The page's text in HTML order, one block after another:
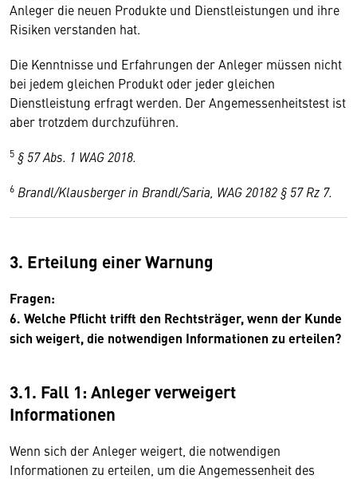
Anleger die neuen Produkte und Dienstleistungen und ihre
Risiken verstanden hat.
Die Kenntnisse und Erfahrungen der Anleger müssen nicht
bei jedem gleichen Produkt oder jeder gleichen
Dienstleistung erfragt werden. Der Angemessenheitstest ist
aber trotzdem durchzuführen.
5 § 57 Abs. 1 WAG 2018.
6 Brandl/Klausberger in Brandl/Saria, WAG 20182 § 57 Rz 7.
3. Erteilung einer Warnung
Fragen:
6. Welche Pflicht trifft den Rechtsträger, wenn der Kunde
sich weigert, die notwendigen Informationen zu erteilen?
3.1. Fall 1: Anleger verweigert
Informationen
Wenn sich der Anleger weigert, die notwendigen
Informationen zu erteilen, um die Angemessenheit des